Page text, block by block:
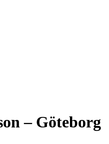
– Göteborg